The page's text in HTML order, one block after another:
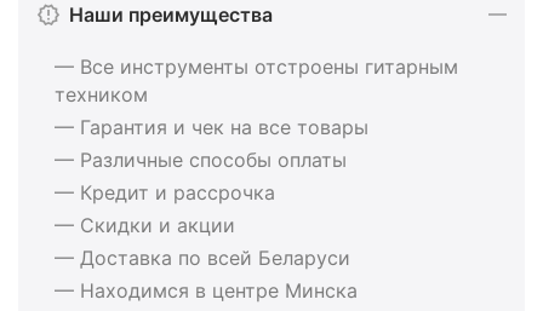
Наши преимущества
— Все инструменты отстроены гитарным
техником
— Гарантия и чек на все товары
— Различные способы оплаты
— Кредит и рассрочка
— Скидки и акции
— Доставка по всей Беларуси
— Находимся в центре Минска